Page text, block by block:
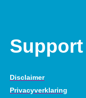
Support
Disclaimer
Privacyverklaring